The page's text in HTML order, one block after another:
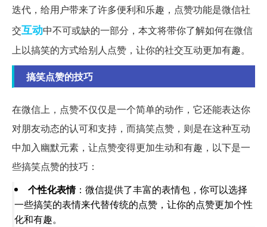
迭代，给用户带来了许多便利和乐趣，点赞功能是微信社
交互动中不可或缺的一部分，本文将带你了解如何在微信
上以搞笑的方式给别人点赞，让你的社交互动更加有趣。
搞笑点赞的技巧
在微信上，点赞不仅仅是一个简单的动作，它还能表达你
对朋友动态的认可和支持，而搞笑点赞，则是在这种互动
中加入幽默元素，让点赞变得更加生动和有趣，以下是一
些搞笑点赞的技巧：
个性化表情：微信提供了丰富的表情包，你可以选择
一些搞笑的表情来代替传统的点赞，让你的点赞更加个性
化和有趣。